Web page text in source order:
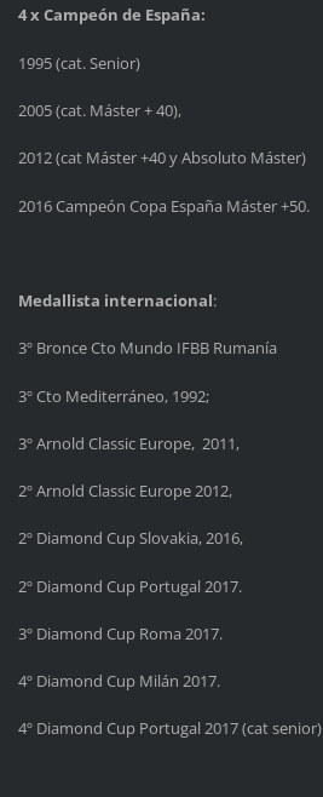
4 x Campeón de España:
1995 (cat. Senior)
2005 (cat. Máster + 40),
2012 (cat Máster +40 y Absoluto Máster)
2016 Campeón Copa España Máster +50.
Medallista internacional:
3º Bronce Cto Mundo IFBB Rumanía
3º Cto Mediterráneo, 1992;
3º Arnold Classic Europe, 2011,
2º Arnold Classic Europe 2012,
2º Diamond Cup Slovakia, 2016,
2º Diamond Cup Portugal 2017.
3º Diamond Cup Roma 2017.
4º Diamond Cup Milán 2017.
4º Diamond Cup Portugal 2017 (cat senior)